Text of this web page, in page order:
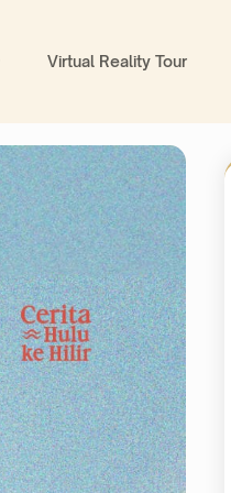
Virtual Reality Tour